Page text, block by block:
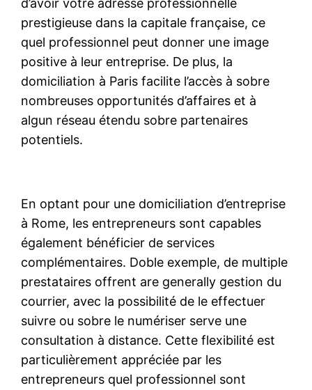
d’avoir votre adresse professionnelle
prestigieuse dans la capitale française, ce
quel professionnel peut donner une image
positive à leur entreprise. De plus, la
domiciliation à Paris facilite l’accès à sobre
nombreuses opportunités d’affaires et à
algun réseau étendu sobre partenaires
potentiels.
En optant pour une domiciliation d’entreprise
à Rome, les entrepreneurs sont capables
également bénéficier de services
complémentaires. Doble exemple, de multiple
prestataires offrent are generally gestion du
courrier, avec la possibilité de le effectuer
suivre ou sobre le numériser serve une
consultation à distance. Cette flexibilité est
particulièrement appréciée par les
entrepreneurs quel professionnel sont